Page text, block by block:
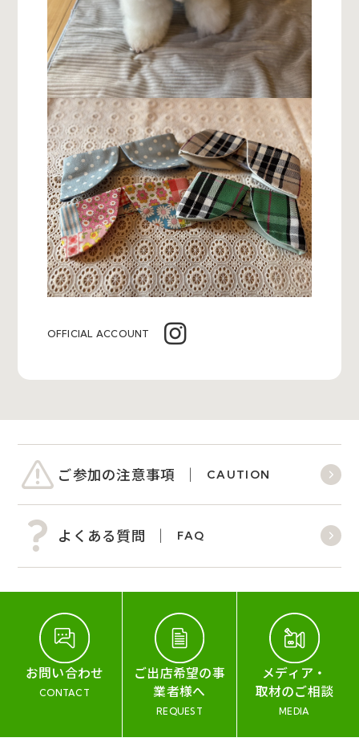
OFFICIAL ACCOUNT
ご参加の注意事項 CAUTION
よくある質問 FAQ
お問い合わせ
CONTACT
ご出店希望の事
業者様へ
REQUEST
メディア・
取材のご相談
MEDIA